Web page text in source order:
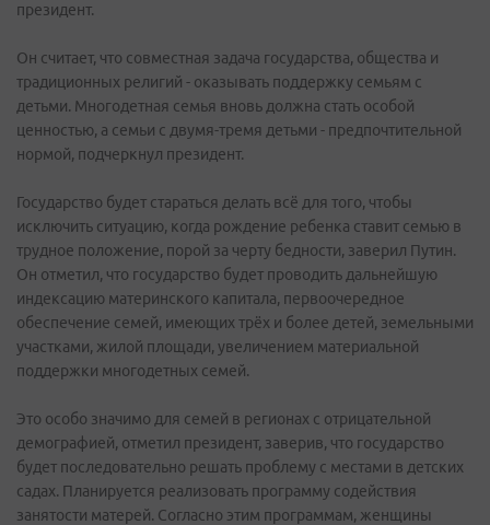
президент.
Он считает, что совместная задача государства, общества и
традиционных религий - оказывать поддержку семьям с
детьми. Многодетная семья вновь должна стать особой
ценностью, а семьи с двумя-тремя детьми - предпочтительной
нормой, подчеркнул президент.
Государство будет стараться делать всё для того, чтобы
исключить ситуацию, когда рождение ребенка ставит семью в
трудное положение, порой за черту бедности, заверил Путин.
Он отметил, что государство будет проводить дальнейшую
индексацию материнского капитала, первоочередное
обеспечение семей, имеющих трёх и более детей, земельными
участками, жилой площади, увеличением материальной
поддержки многодетных семей.
Это особо значимо для семей в регионах с отрицательной
демографией, отметил президент, заверив, что государство
будет последовательно решать проблему с местами в детских
садах. Планируется реализовать программу содействия
занятости матерей. Согласно этим программам, женщины